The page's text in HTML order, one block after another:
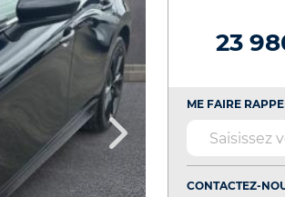
23
ME FAIRE
CONTACTEZ-